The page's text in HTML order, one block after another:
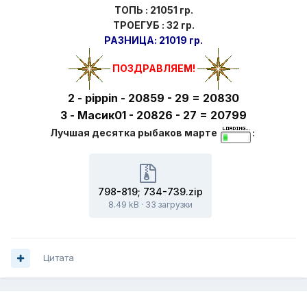
ТОПЬ : 21051 гр.
ТРОЕГУБ : 32 гр.
РАЗНИЦА: 21019 гр.
ПОЗДРАВЛЯЕМ!
2 - pippin - 20859 - 29 = 20830
3 - Масик01 - 20826 - 27 = 20799
Лучшая десятка рыбаков марте :
798-819; 734-739.zip
8.49 kB · 33 загрузки
Цитата